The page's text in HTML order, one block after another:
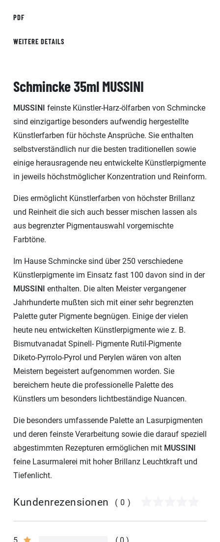
PDF
WEITERE DETAILS
Schmincke 35ml MUSSINI
MUSSINI feinste Künstler-Harz-ölfarben von Schmincke
sind einzigartige besonders aufwendig hergestellte
Künstlerfarben für höchste Ansprüche. Sie enthalten
selbstverständlich nur die besten traditionellen sowie
einige herausragende neu entwickelte Künstlerpigmente
in jeweils höchstmöglicher Konzentration und Reinform.
Dies ermöglicht Künstlerfarben von höchster Brillanz
und Reinheit die sich auch besser mischen lassen als
aus begrenzter Pigmentauswahl vorgemischte
Farbtöne.
Im Hause Schmincke sind über 250 verschiedene
Künstlerpigmente im Einsatz fast 100 davon sind in der
MUSSINI enthalten. Die alten Meister vergangener
Jahrhunderte mußten sich mit einer sehr begrenzten
Palette guter Pigmente begnügen. Einige der vielen
heute neu entwickelten Künstlerpigmente wie z. B.
Bismutvanadat Spinell- Pigmente Rutil-Pigmente
Diketo-Pyrrolo-Pyrol und Perylen wären von alten
Meistern begeistert aufgenommen worden. Sie
bereichern heute die professionelle Palette des
Künstlers um besonders lichtbeständige Nuancen.
Die besonders umfassende Palette an Lasurpigmenten
und deren feinste Verarbeitung sowie die darauf speziell
abgestimmten Rezepturen ermöglichen mit MUSSINI
feine Lasurmalerei mit hoher Brillanz Leuchtkraft und
Tiefenlicht.
Kundenrezensionen (0)